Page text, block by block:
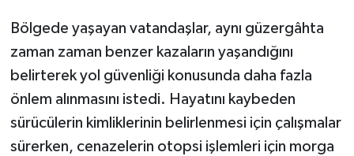
Bölgede yaşayan vatandaşlar, aynı güzergâhta
zaman zaman benzer kazaların yaşandığını
belirterek yol güvenliği konusunda daha fazla
önlem alınmasını istedi. Hayatını kaybeden
sürücülerin kimliklerinin belirlenmesi için çalışmalar
sürerken, cenazelerin otopsi işlemleri için morga